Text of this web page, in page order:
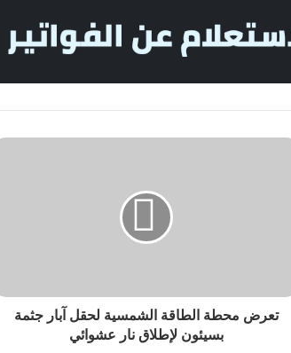
تعرض محطة الطاقة الشمسية لحقل آبار جثمة
بسيئون لإطلاق نار عشوائي